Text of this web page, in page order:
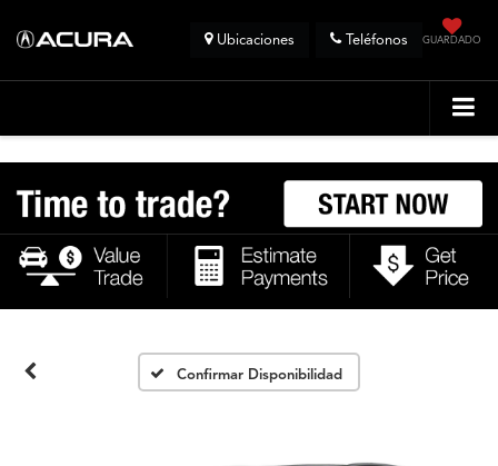
GUARDADO
Ubicaciones Teléfonos
Confirmar Disponibilidad